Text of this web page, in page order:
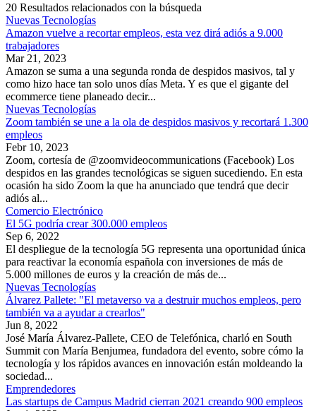
20 Resultados relacionados con la búsqueda
Nuevas Tecnologías
Amazon vuelve a recortar empleos, esta vez dirá adiós a 9.000
trabajadores
Mar 21, 2023
Amazon se suma a una segunda ronda de despidos masivos, tal y
como hizo hace tan solo unos días Meta. Y es que el gigante del
ecommerce tiene planeado decir...
Nuevas Tecnologías
Zoom también se une a la ola de despidos masivos y recortará 1.300
empleos
Febr 10, 2023
Zoom, cortesía de @zoomvideocommunications (Facebook) Los
despidos en las grandes tecnológicas se siguen sucediendo. En esta
ocasión ha sido Zoom la que ha anunciado que tendrá que decir
adiós al...
Comercio Electrónico
El 5G podría crear 300.000 empleos
Sep 6, 2022
El despliegue de la tecnología 5G representa una oportunidad única
para reactivar la economía española con inversiones de más de
5.000 millones de euros y la creación de más de...
Nuevas Tecnologías
Álvarez Pallete: "El metaverso va a destruir muchos empleos, pero
también va a ayudar a crearlos"
Jun 8, 2022
José María Álvarez-Pallete, CEO de Telefónica, charló en South
Summit con María Benjumea, fundadora del evento, sobre cómo la
tecnología y los rápidos avances en innovación están moldeando la
sociedad...
Emprendedores
Las startups de Campus Madrid cierran 2021 creando 900 empleos